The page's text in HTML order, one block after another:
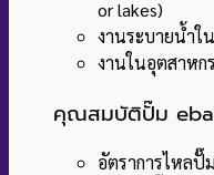
or lakes)
งานระบายน้ำใ
งานในอุตสาหก
คุณสมบัติปั๊ม
อัตราการไหลปั๊